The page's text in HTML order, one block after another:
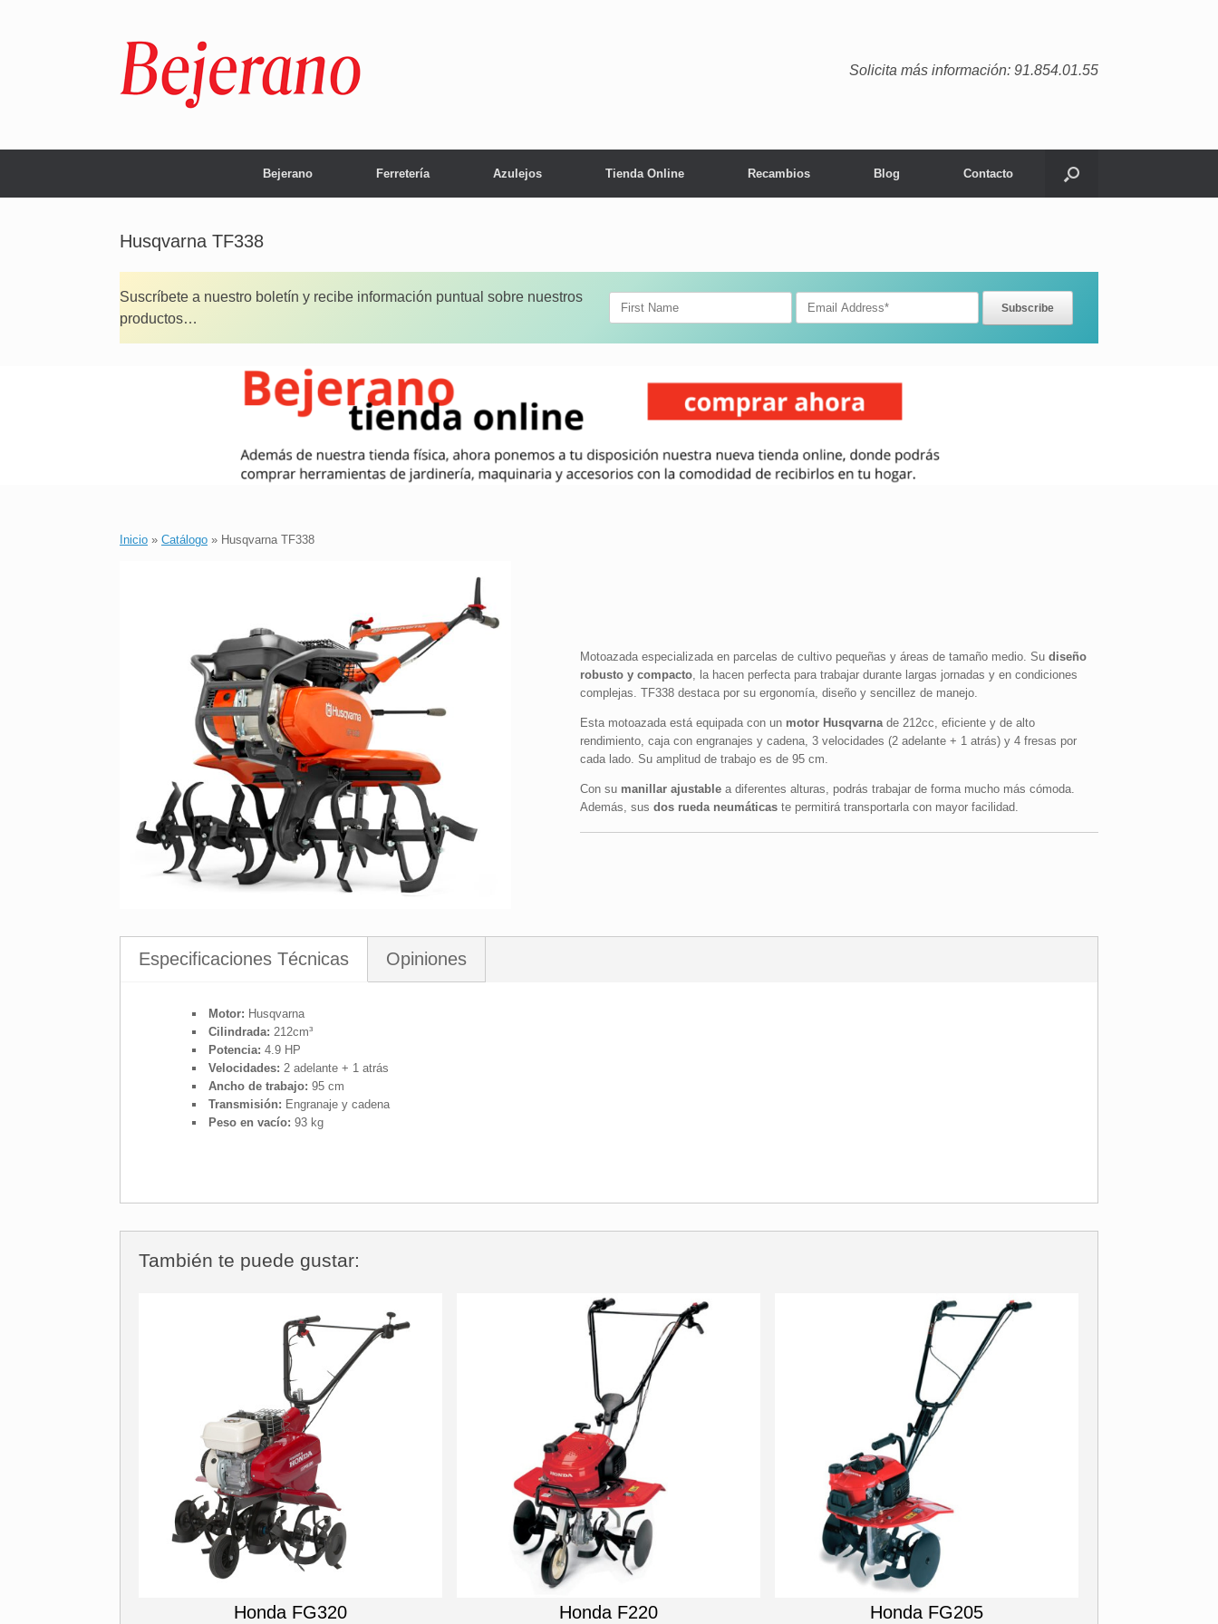
Solicita más información: 91.854.01.55
Bejerano Ferretería Azulejos Tienda Online Recambios Blog Contacto
Husqvarna TF338
Suscríbete a nuestro boletín y recibe información puntual sobre nuestros
productos…
Inicio » Catálogo » Husqvarna TF338
Motoazada especializada en parcelas de cultivo pequeñas y áreas de tamaño medio. Su diseño
robusto y compacto, la hacen perfecta para trabajar durante largas jornadas y en condiciones
complejas. TF338 destaca por su ergonomía, diseño y sencillez de manejo.
Esta motoazada está equipada con un motor Husqvarnade 212cc, eficiente y de alto
rendimiento, caja con engranajes y cadena, 3 velocidades (2 adelante + 1 atrás) y 4 fresas por
cada lado. Su amplitud de trabajo es de 95 cm.
Con su manillar ajustablea diferentes alturas, podrás trabajar de forma mucho más cómoda.
Además, sus dos rueda neumáticas te permitirá transportarla con mayor facilidad.
Especificaciones Técnicas Opiniones
Motor: Husqvarna
Cilindrada: 212cm³
Potencia: 4.9 HP
Velocidades: 2 adelante + 1 atrás
Ancho de trabajo: 95 cm
Transmisión: Engranaje y cadena
Peso en vacío: 93 kg
También te puede gustar:
Honda FG320 Honda F220 Honda FG205